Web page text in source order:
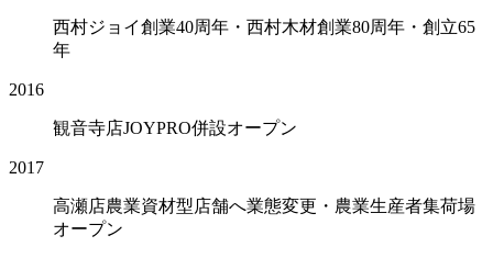
西村ジョイ創業40周年・西村木材創業80周年・創立65
年
2016
観音寺店JOYPRO併設オープン
2017
高瀬店農業資材型店舗へ業態変更・農業生産者集荷場
オープン